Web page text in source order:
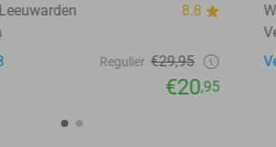
8.8
Regulier €29,95
€20,95